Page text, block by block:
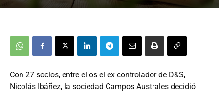
Con 27 socios, entre ellos el ex controlador de D&S,
Nicolás Ibáñez, la sociedad Campos Australes decidió